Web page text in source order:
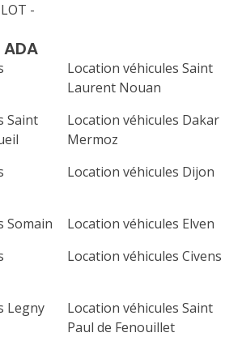
22
30
Location véhicules Saint
Laurent Nouan
Saint
Location véhicules Dakar
Mermoz
Location véhicules Dijon
Somain
Location véhicules Elven
Location véhicules Civens
Legny
Location véhicules Saint
Paul de Fenouillet
-